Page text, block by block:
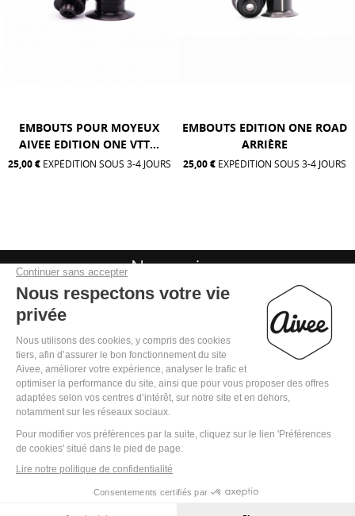
EMBOUTS EDITION ONE ROAD
ARRIÈRE
25,00 €EXPÉDITION SOUS 3-4 JOURS
EMBOUTS POUR MOYEU
AIVEE SR5 ARRIÈRE
25,00 €EXPÉDITION SOUS 3-4 JOURS
Mentions légales
Politique de confidentialité
Conditions Générales de Vente
Copyright © 2022 Aivee - All Rights Reserved